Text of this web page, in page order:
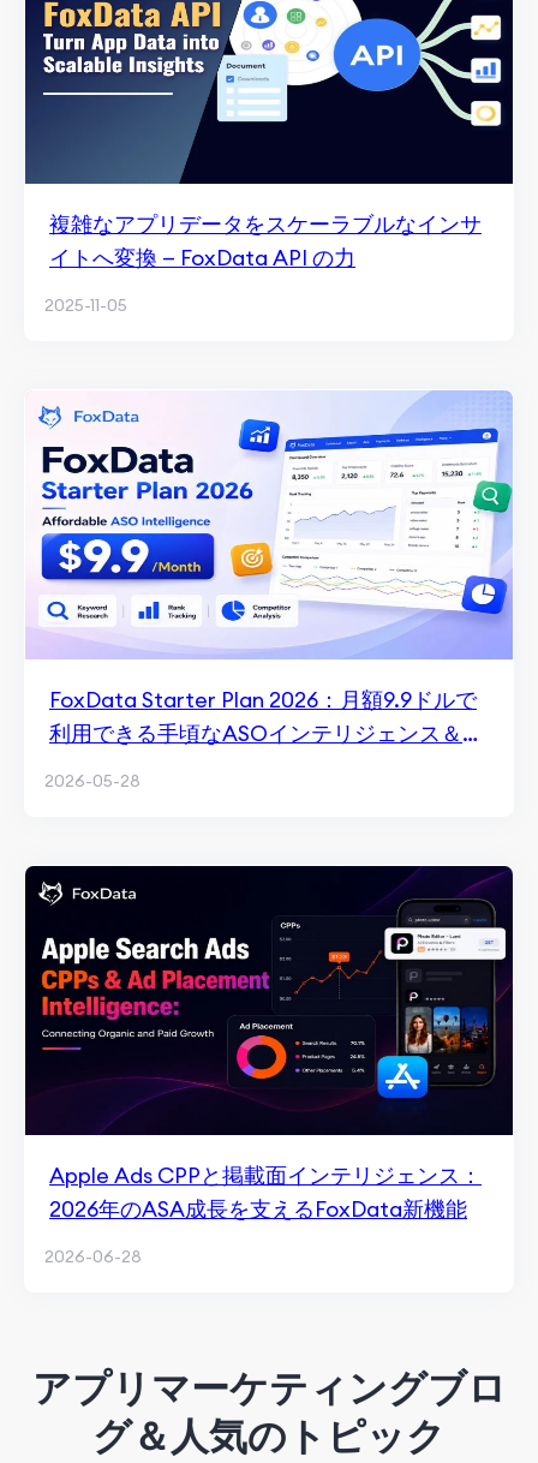
複雑なアプリデータをスケーラブルなインサ
イトへ変換 — FoxData API の力
2025-11-05
FoxData Starter Plan 2026：月額9.9ドルで
利用できる手頃なASOインテリジェンス＆キ
2026-05-28
Apple Ads CPPと掲載面インテリジェンス：
2026年のASA成長を支えるFoxData新機能
2026-06-28
アプリマーケティングブロ
グ＆人気のトピック